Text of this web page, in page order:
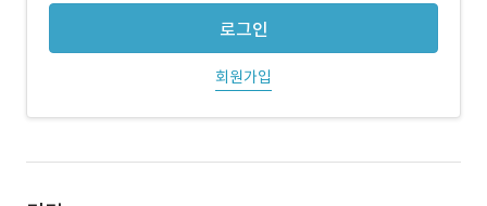
로그인
회원가입